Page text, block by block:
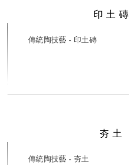
印土磚
傳統陶技藝 - 印土磚
夯土
傳統陶技藝 - 夯土